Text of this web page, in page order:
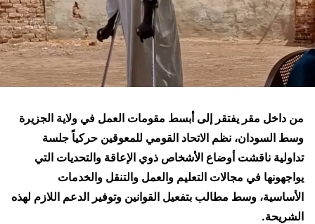
من داخل مقر يفتقر إلى أبسط مقومات العمل في ولاية الجزيرة
وسط السودان، نظم الاتحاد القومي للمعوقين حركياً جلسة
تداولية ناقشت أوضاع الأشخاص ذوي الإعاقة والتحديات التي
يواجهونها في مجالات التعليم والعمل والتنقل والخدمات
الأساسية، وسط مطالب بتفعيل القوانين وتوفير الدعم اللازم لهذه
الشريحة.